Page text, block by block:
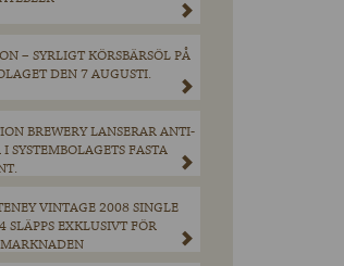
– SYRLIGT KÖRSBÄRSÖL PÅ
DEN 7 AUGUSTI.
BREWERY LANSERAR ANTI-
SYSTEMBOLAGETS FASTA
VINTAGE 2008 SINGLE
SLÄPPS EXKLUSIVT FÖR